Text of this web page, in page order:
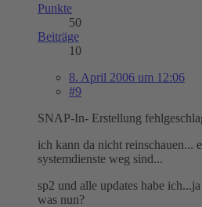
Punkte
50
Beiträge
10
8. April 2006 um 12:06
#9
SNAP-In- Erstellung
ich kann da nicht reinschauen...
systemdienste weg sind...
sp2 und alle updates habe ich...ja
was nun?